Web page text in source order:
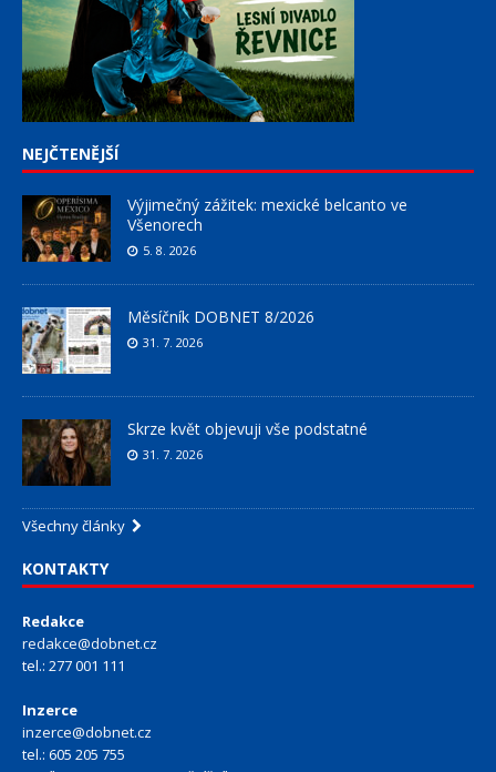
NEJČTENĚJŠÍ
Výjimečný zážitek: mexické belcanto ve
Všenorech
5. 8. 2026
Měsíčník DOBNET 8/2026
31. 7. 2026
Skrze květ objevuji vše podstatné
31. 7. 2026
Všechny články
KONTAKTY
Redakce
redakce@dobnet.cz
tel.: 277 001 111
Inzerce
inzerce@dobnet.cz
tel.: 605 205 755